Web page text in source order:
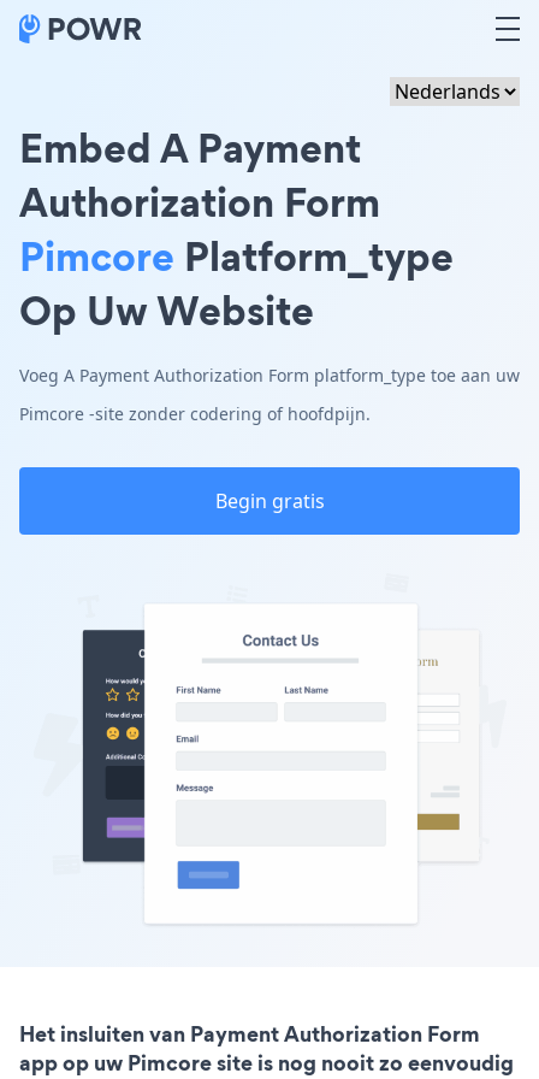
Embed A Payment
Authorization Form
Pimcore Platform_type
Op Uw Website
Voeg A Payment Authorization Form platform_type toe aan uw
Pimcore -site zonder codering of hoofdpijn.
Begin gratis
Het insluiten van Payment Authorization Form
app op uw Pimcore site is nog nooit zo eenvoudig